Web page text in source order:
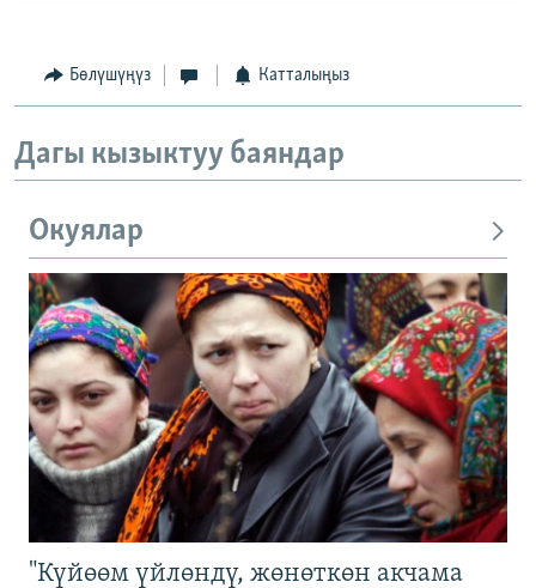
Бөлүшүңүз Катталыңыз
Дагы кызыктуу баяндар
Окуялар
"Күйөөм үйлөндү, жөнөткөн акчама